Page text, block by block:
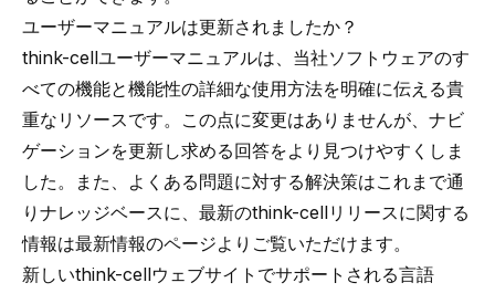
ユーザーマニュアルは更新されましたか？
think-cellユーザーマニュアルは、当社ソフトウェアのす
べての機能と機能性の詳細な使用方法を明確に伝える貴
重なリソースです。この点に変更はありませんが、ナビ
ゲーションを更新し求める回答をより見つけやすくしま
した。また、よくある問題に対する解決策はこれまで通
り ナレッジベースに、最新のthink-cellリリースに関する
情報は最新情報のページよりご覧いただけます。
新しいthink-cellウェブサイトでサポートされる言語